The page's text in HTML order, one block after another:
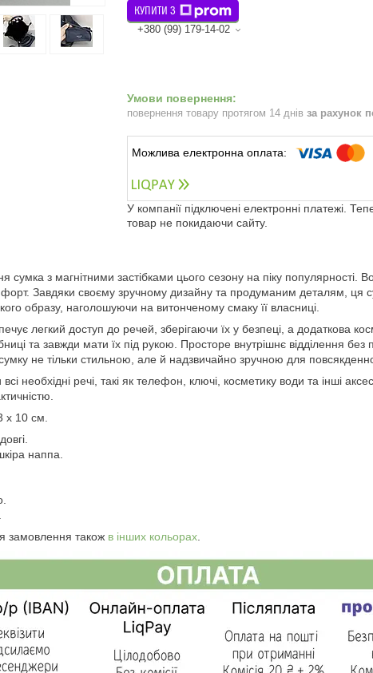
КУПИТИ З
+380 (99) 179-14-02
повернення товару протягом 14 днів за рахунок
У компанії підключені електронні платежі.
товар не покидаючи сайту.
сумка з магнітними застібками цього сезону на піку популярності.
Завдяки своєму зручному дизайну та продуманим деталям, ця
образу, наголошуючи на витонченому смаку її власниці.
легкий доступ до речей, зберігаючи їх у безпеці, а додаткова
та завжди мати їх під рукою. Просторе внутрішнє відділення
не тільки стильною, але й надзвичайно зручною для
необхідні речі, такі як телефон, ключі, косметику води та інші
x 10 см.
наппа.
замовлення також в інших кольорах